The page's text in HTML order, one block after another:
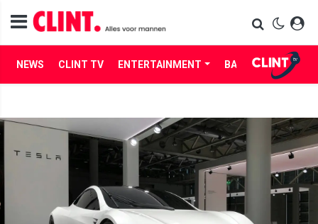
NEWS CLINT TV ENTERTAINMENT BABES LIFE